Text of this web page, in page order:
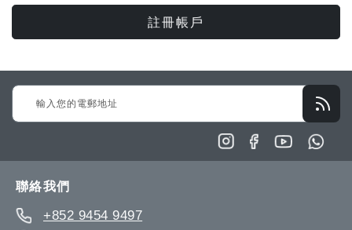
註冊帳戶
Sign
Up
聯絡我們
+852 9454 9497